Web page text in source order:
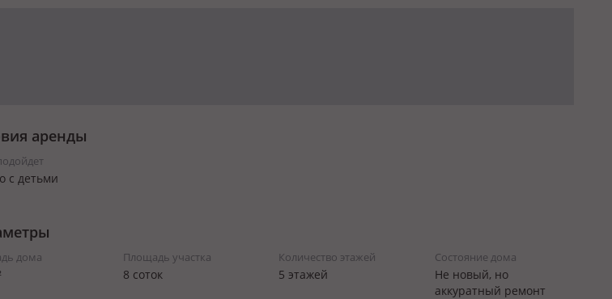
аренды
с детьми
дома Площадь участка
8 соток
Количество этажей
5 этажей
Состояние дома
Не новый, но
аккуратный ремонт